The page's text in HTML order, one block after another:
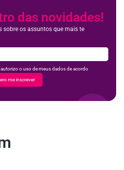
das novidades!
sobre os assuntos que mais te
o uso de meus dados de acordo
me inscrever